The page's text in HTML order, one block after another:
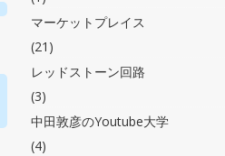
マーケットプレイス
(21)
レッドストーン回路
(3)
中田敦彦のYoutube大学
(4)